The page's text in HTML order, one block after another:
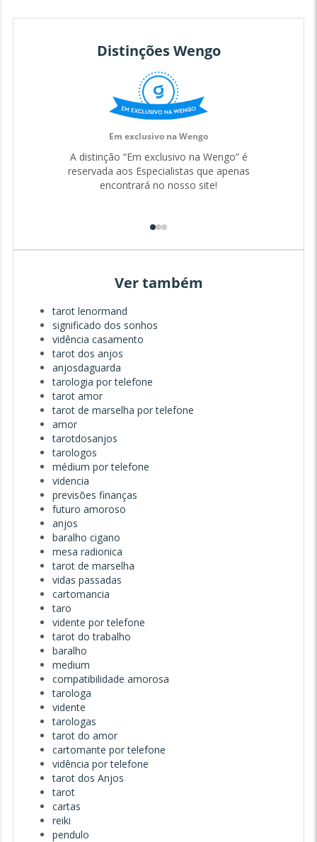
Distinções Wengo
Em exclusivo na Wengo
A distinção “Em exclusivo na Wengo” é
reservada aos Especialistas que apenas
encontrará no nosso site!
Ver também
tarot lenormand
significado dos sonhos
vidência casamento
tarot dos anjos
anjosdaguarda
tarologia por telefone
tarot amor
tarot de marselha por telefone
amor
tarotdosanjos
tarologos
médium por telefone
videncia
previsões finanças
futuro amoroso
anjos
baralho cigano
mesa radionica
tarot de marselha
vidas passadas
cartomancia
taro
vidente por telefone
tarot do trabalho
baralho
medium
compatibilidade amorosa
tarologa
vidente
tarologas
tarot do amor
cartomante por telefone
vidência por telefone
tarot dos Anjos
tarot
cartas
reiki
pendulo